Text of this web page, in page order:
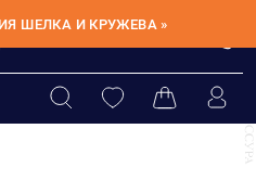
ШЕЛКА И КРУЖЕВА »